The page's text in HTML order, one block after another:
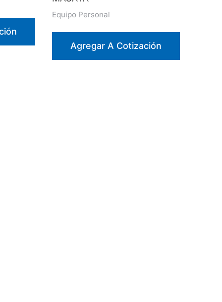
Equipo Personal
Agregar A Cotización